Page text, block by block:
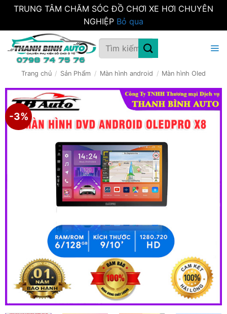
TRUNG TÂM CHĂM SÓC ĐỒ CHƠI XE HƠI CHUYÊN
NGHIỆP Bỏ qua
qua
Tìm
kiếm:
Trang chủ / Sản Phẩm / Màn hình android / Màn hình Oled
-3%